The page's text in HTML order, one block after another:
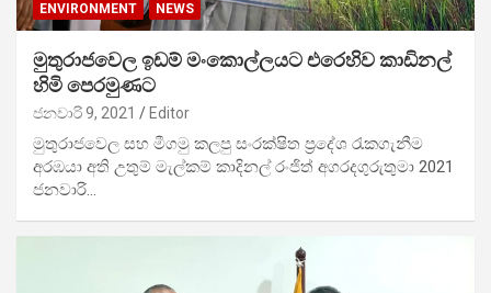
ENVIRONMENT NEWS
මුතුරාජවෙල ඉඩම් මංකොල්ලයට එරෙහිව කාඩිනල්
හිමි පෙරමුණට
ජනවාරි 9, 2021 Editor
මුතුරාජවෙල සහ මීගමු කලපු සංරක්ෂිත ප්‍රදේශ රැකගැනීම
අරඹයා අති උතුම් මැල්කම් කාදිනල් රංජිත් අගරදගුරුතුමා 2021
ජනවාරි…